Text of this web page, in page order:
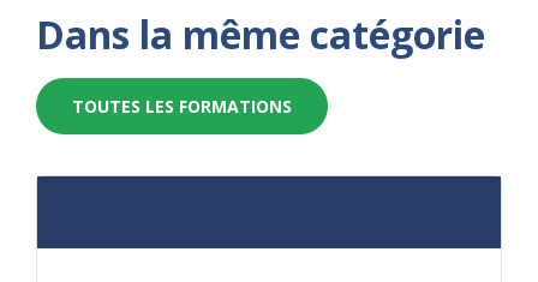
Dans la même catégorie
TOUTES LES FORMATIONS